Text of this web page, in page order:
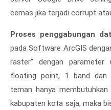
cemas jika terjadi corrupt
Proses penggabungan
pada Software ArcGIS
raster" dengan
floating point, 1 band dan
teman hanya
kabupaten kota saja, maka